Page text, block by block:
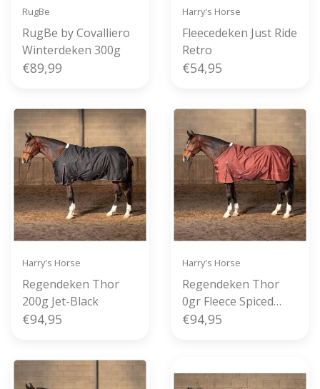
RugBe
RugBe by Covalliero
Winterdeken 300g
€89,99
Harry's Horse
Fleecedeken Just Ride
Retro
€54,95
Harry's Horse
Regendeken Thor
200g Jet-Black
€94,95
Harry's Horse
Regendeken Thor
0gr Fleece Spiced
Apple
€94,95